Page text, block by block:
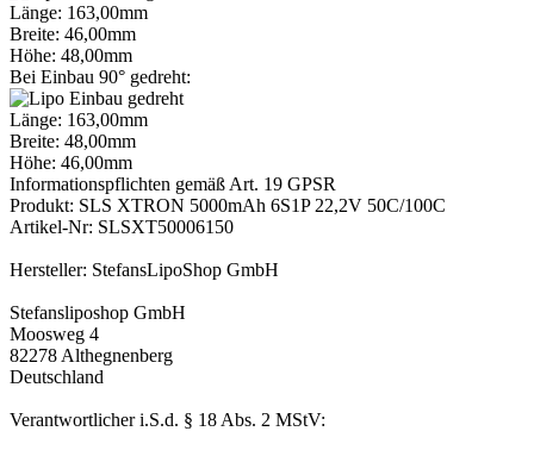
Länge: 163,00mm
Breite: 46,00mm
Höhe: 48,00mm
Bei Einbau 90° gedreht:
Länge: 163,00mm
Breite: 48,00mm
Höhe: 46,00mm
Informationspflichten gemäß Art. 19 GPSR
Produkt: SLS XTRON 5000mAh 6S1P 22,2V 50C/100C
Artikel-Nr: SLSXT50006150
Hersteller: StefansLipoShop GmbH
Stefansliposhop GmbH
Moosweg 4
82278 Althegnenberg
Deutschland
Verantwortlicher i.S.d. § 18 Abs. 2 MStV: